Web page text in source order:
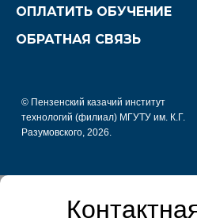
ОПЛАТИТЬ ОБУЧЕНИЕ
ОБРАТНАЯ СВЯЗЬ
© Пензенский казачий институт
технологий (филиал) МГУТУ им. К.Г.
Разумовского, 2026.